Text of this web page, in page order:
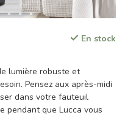
En stock
lumière robuste et
Pensez aux après-midi
dans votre fauteuil
pendant que Lucca vous